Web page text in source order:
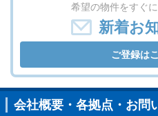
希望の物件をすぐ
新着お
ご登録は
会社概要・各拠点・お問